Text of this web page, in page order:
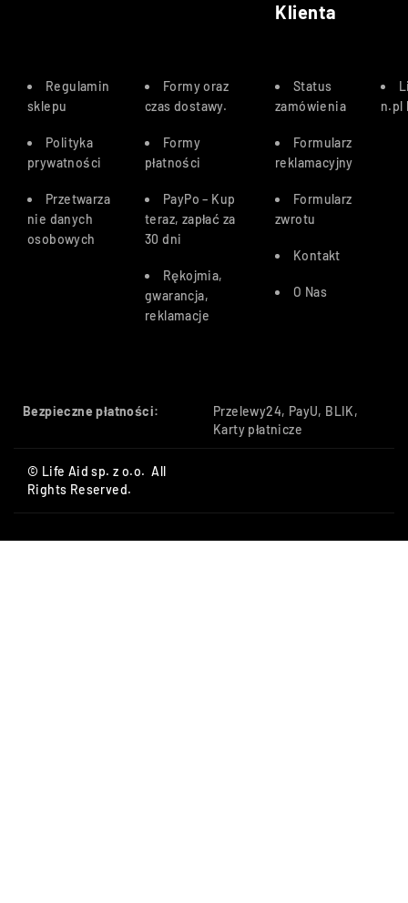
Klienta
Regulamin
sklepu
Polityka
prywatności
Przetwarza
nie danych
osobowych
Formy oraz
czas dostawy.
Formy
płatności
PayPo – Kup
teraz, zapłać za
30 dni
Rękojmia,
gwarancja,
reklamacje
Status
zamówienia
Formularz
reklamacyjny
Formularz
zwrotu
Kontakt
O Nas
n.pl
Bezpieczne płatności:
Przelewy24, PayU, BLIK,
Karty płatnicze
© Life Aid sp. z o.o. All
Rights Reserved.